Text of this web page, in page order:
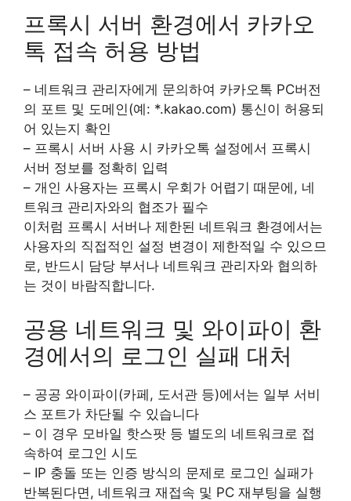
프록시 서버 환경에서 카카오
톡 접속 허용 방법
– 네트워크 관리자에게 문의하여 카카오톡 PC버전
의 포트 및 도메인(예: *.kakao.com) 통신이 허용되
어 있는지 확인
– 프록시 서버 사용 시 카카오톡 설정에서 프록시
서버 정보를 정확히 입력
– 개인 사용자는 프록시 우회가 어렵기 때문에, 네
트워크 관리자와의 협조가 필수
이처럼 프록시 서버나 제한된 네트워크 환경에서는
사용자의 직접적인 설정 변경이 제한적일 수 있으므
로, 반드시 담당 부서나 네트워크 관리자와 협의하
는 것이 바람직합니다.
공용 네트워크 및 와이파이 환
경에서의 로그인 실패 대처
– 공공 와이파이(카페, 도서관 등)에서는 일부 서비
스 포트가 차단될 수 있습니다
– 이 경우 모바일 핫스팟 등 별도의 네트워크로 접
속하여 로그인 시도
– IP 충돌 또는 인증 방식의 문제로 로그인 실패가
반복된다면, 네트워크 재접속 및 PC 재부팅을 실행